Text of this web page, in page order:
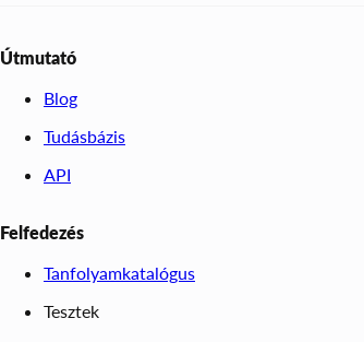
Útmutató
Blog
Tudásbázis
API
Felfedezés
Tanfolyamkatalógus
Tesztek